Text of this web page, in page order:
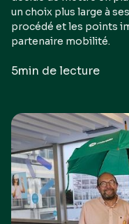
un choix plus large à
procédé et les points
partenaire mobilité.
5min de lecture